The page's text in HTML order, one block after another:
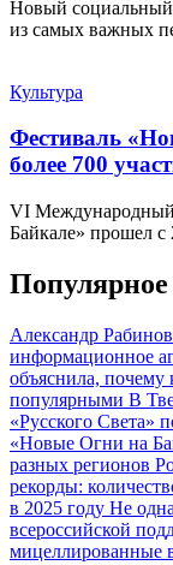
Новый
из самых важных
Культура
Фестиваль
более 700
VI
Байкале» прошел
Популярное
Александр
информационное
объяснила, почему
популярными В
«Русского Света»
«Новые Огни на
разных регионов
рекорды:
в 2025 году Не
всероссийской
мицеллированные